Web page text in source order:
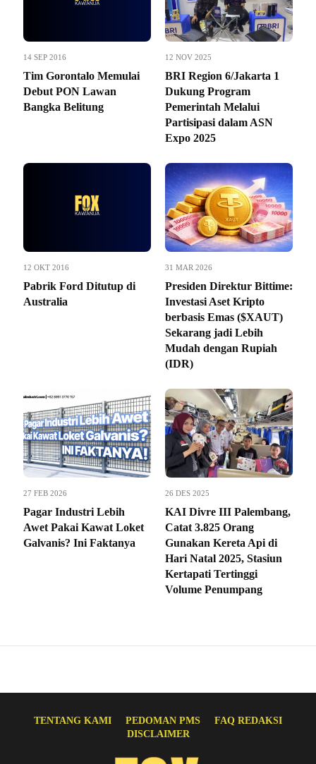
14 SEP 2016
Tim Gorontalo Memulai
Debut PON Lawan
Bangka Belitung
12 NOV 2025
BRI Region 6/Jakarta 1
Dukung Program
Pemerintah Melalui
Partisipasi dalam ASN
Expo 2025
12 OKT 2016
Pabrik Ford Ditutup di
Australia
31 MAR 2026
Presiden Direktur Bittime:
Investasi Aset Kripto
berbasis Emas ($XAUT)
Sekarang jadi Lebih
Mudah dengan Rupiah
(IDR)
27 FEB 2026
Pagar Industri Lebih
Awet Pakai Kawat Loket
Galvanis? Ini Faktanya
26 DES 2025
KAI Divre III Palembang,
Catat 3.825 Orang
Gunakan Kereta Api di
Hari Natal 2025, Stasiun
Kertapati Tertinggi
Volume Penumpang
TENTANG KAMI PEDOMAN PMS
FAQ REDAKSI
DISCLAIMER